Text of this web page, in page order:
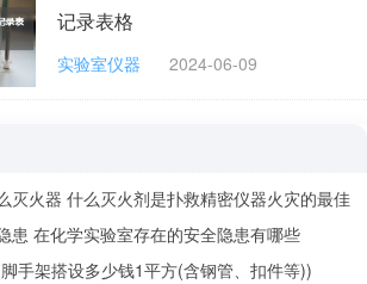
成本，要比引来一个新客户的成本，要
产生产生二次需求，也别忘了“用户口
帮你引荐新客户，让新客户再带来新客
带来的客户，一定要沉淀到互联网平
你的微信号，也可以是微信群、微博
记录表格
实验室仪器 2024-06-09
灭火器 什么灭火剂是扑救精密仪器火灾的最佳
患 在化学实验室存在的安全隐患有哪些
手架搭设多少钱1平方(含钢管、扣件等))